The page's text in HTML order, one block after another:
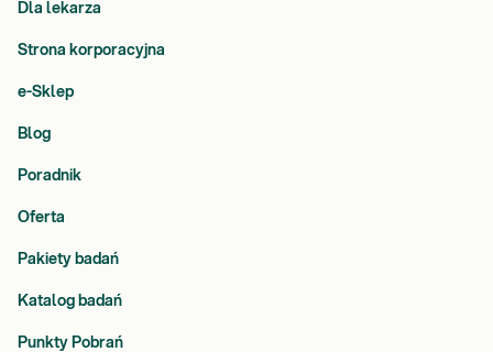
Dla lekarza
Strona korporacyjna
e-Sklep
Blog
Poradnik
Oferta
Pakiety badań
Katalog badań
Punkty Pobrań